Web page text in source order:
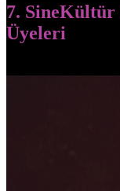
7.
Üyeleri